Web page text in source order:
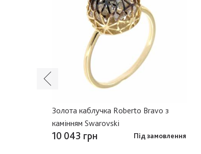
Золота каблучка Roberto Bravo з
камінням Swarovski
10 043 грн Під замовлення